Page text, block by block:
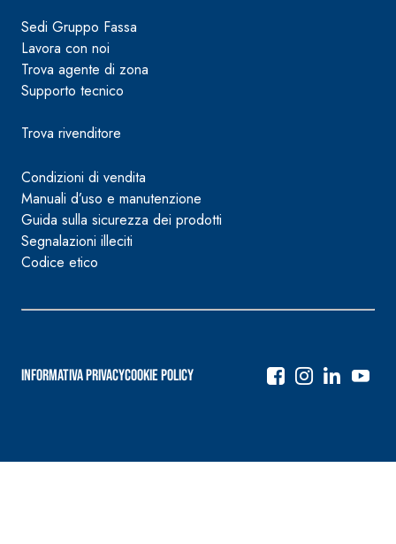
Sedi Gruppo Fassa
Lavora con noi
Trova agente di zona
Supporto tecnico
Trova rivenditore
Condizioni di vendita
Manuali d’uso e manutenzione
Guida sulla sicurezza dei prodotti
Segnalazioni illeciti
Codice etico
Informativa PrivacyCookie Policy